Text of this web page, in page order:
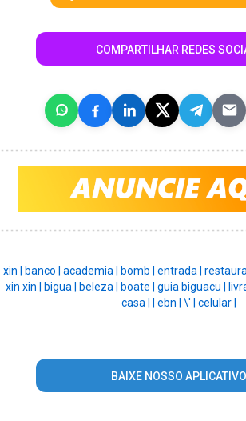
COMPARTILHAR REDES
xin | banco | academia | bomb | entrada |
xin xin | bigua | beleza | boate | guia biguacu |
casa | | ebn | \' | celular |
BAIXE NOSSO APLICATIVO